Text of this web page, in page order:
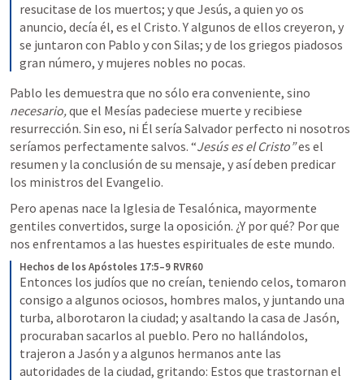
resucitase de los muertos; y que Jesús, a quien yo os
anuncio, decía él, es el Cristo. Y algunos de ellos creyeron, y
se juntaron con Pablo y con Silas; y de los griegos piadosos
gran número, y mujeres nobles no pocas.
necesario, que el Mesías padeciese muerte y recibiese
resurrección. Sin eso, ni Él sería Salvador perfecto ni nosotros
seríamos perfectamente salvos. “Jesús es el Cristo” es el
resumen y la conclusión de su mensaje, y así deben predicar
los ministros del Evangelio.
Pero apenas nace la Iglesia de Tesalónica, mayormente
gentiles convertidos, surge la oposición. ¿Y por qué? Por que
nos enfrentamos a las huestes espirituales de este mundo.
Hechos de los Apóstoles 17:5–9 RVR60
Entonces los judíos que no creían, teniendo celos, tomaron
consigo a algunos ociosos, hombres malos, y juntando una
turba, alborotaron la ciudad; y asaltando la casa de Jasón,
procuraban sacarlos al pueblo. Pero no hallándolos,
trajeron a Jasón y a algunos hermanos ante las
autoridades de la ciudad, gritando: Estos que trastornan el